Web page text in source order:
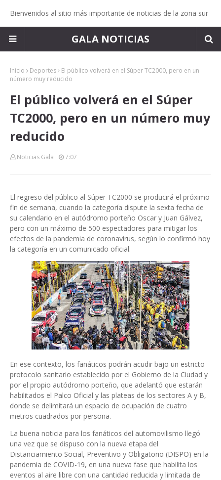
Bienvenidos al sitio más importante de noticias de la zona sur
GALA NOTICIAS
Inicio Deportes
El público volverá en el Súper TC2000, pero en un
número muy reducido
El público volverá en el Súper
TC2000, pero en un número muy
reducido
Noticias Gala 7:07
El regreso del público al Súper TC2000 se producirá el próximo
fin de semana, cuando la categoría dispute la sexta fecha de
su calendario en el autódromo porteño Oscar y Juan Gálvez,
pero con un máximo de 500 espectadores para mitigar los
efectos de la pandemia de coronavirus, según lo confirmó hoy
la categoría en un comunicado oficial.
En ese contexto, los fanáticos podrán acudir bajo un estricto
protocolo sanitario establecido por el Gobierno de la Ciudad y
por el propio autódromo porteño, que adelantó que estarán
habilitados el Palco Oficial y las plateas de los sectores A y B,
donde se delimitará un espacio de ocupación de cuatro
metros cuadrados por persona.
La buena noticia para los fanáticos del automovilismo llegó
una vez que se dispuso con la nueva etapa del
Distanciamiento Social, Preventivo y Obligatorio (DISPO) en la
pandemia de COVID-19, en una nueva fase que habilita los
eventos al aire libre con una cantidad reducida y limitada de